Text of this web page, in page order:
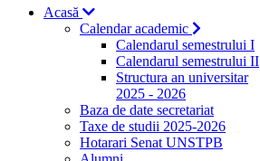
Acasă
Calendar academic
Calendarul semestrului I
Calendarul semestrului II
Structura an universitar
2025 - 2026
Baza de date secretariat
Taxe de studii 2025-2026
Hotarari Senat UNSTPB